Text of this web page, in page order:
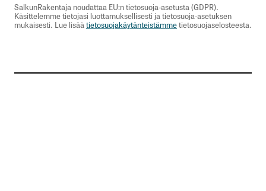
SalkunRakentaja noudattaa EU:n tietosuoja-asetusta (GDPR).
Käsittelemme tietojasi luottamuksellisesti ja tietosuoja-asetuksen
mukaisesti. Lue lisää tietosuojakäytänteistämmetietosuojaselosteesta.